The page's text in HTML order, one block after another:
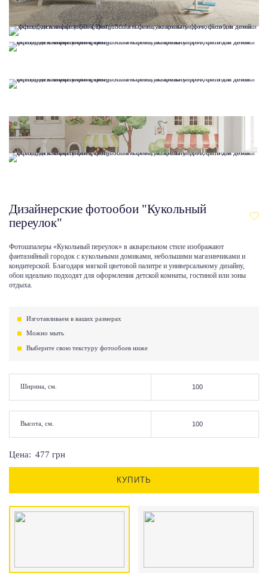
Дизайнерские фотообои "Кукольный
переулок"
Фотошпалеры «Кукольный переулок» в акварельном стиле изображают
фантазийный городок с кукольными домиками, небольшими магазинчиками и
кондитерской. Благодаря мягкой цветовой палитре и универсальному дизайну,
обои идеально подходят для оформления детской комнаты, гостиной или зоны
отдыха.
Изготавливаем в ваших размерах
Можно мыть
Выберите свою текстуру фотообоев ниже
Ширина, см.
Высота, см.
Цена: 477 грн
КУПИТЬ